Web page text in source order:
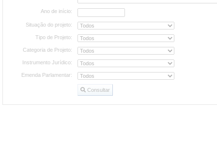
Ano de início:
Situação do projeto:
Tipo de Projeto:
Categoria de Projeto:
Instrumento Jurídico:
Emenda Parlamentar:
Consultar
Consultar